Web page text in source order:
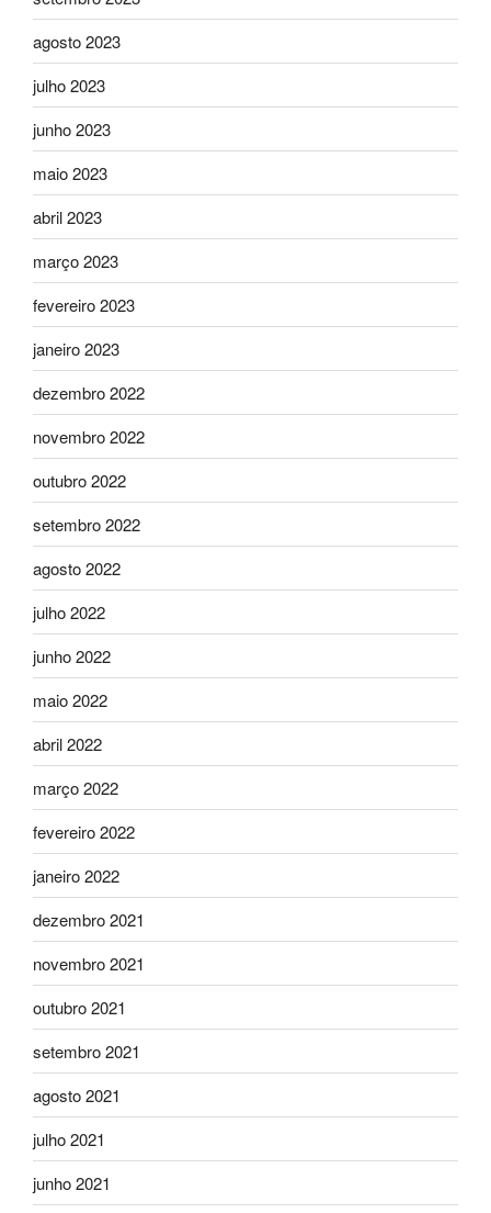
agosto 2023
julho 2023
junho 2023
maio 2023
abril 2023
março 2023
fevereiro 2023
janeiro 2023
dezembro 2022
novembro 2022
outubro 2022
setembro 2022
agosto 2022
julho 2022
junho 2022
maio 2022
abril 2022
março 2022
fevereiro 2022
janeiro 2022
dezembro 2021
novembro 2021
outubro 2021
setembro 2021
agosto 2021
julho 2021
junho 2021